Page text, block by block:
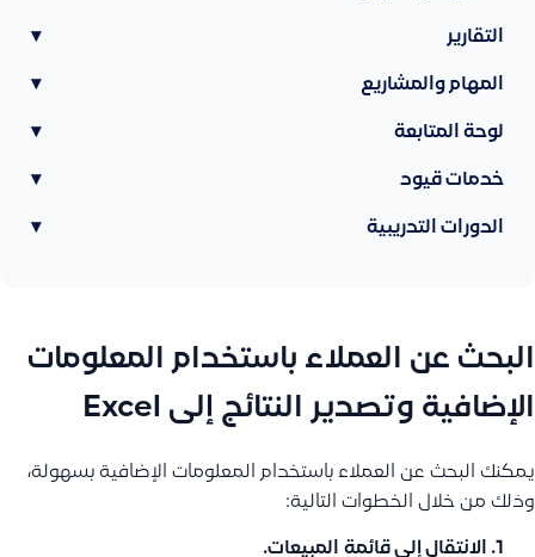
التقارير ▾
المهام والمشاريع ▾
لوحة المتابعة ▾
خدمات قيود ▾
الدورات التدريبية ▾
البحث عن العملاء باستخدام المعلومات
الإضافية وتصدير النتائج إلى Excel
يمكنك البحث عن العملاء باستخدام المعلومات الإضافية بسهولة،
وذلك من خلال الخطوات التالية:
الانتقال إلى قائمة المبيعات.